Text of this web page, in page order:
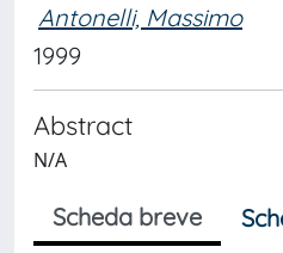
Antonelli, Massimo
1999
Abstract
N/A
Scheda breve